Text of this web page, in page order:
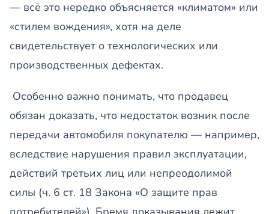
— всё это нередко объясняется «климатом» или
«стилем вождения», хотя на деле
свидетельствует о технологических или
производственных дефектах.
Особенно важно понимать, что продавец
обязан доказать, что недостаток возник после
передачи автомобиля покупателю — например,
вследствие нарушения правил эксплуатации,
действий третьих лиц или непреодолимой
силы (ч. 6 ст. 18 Закона «О защите прав